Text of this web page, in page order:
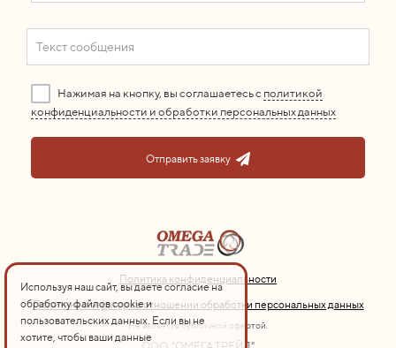
Нажимая на кнопку, вы соглашаетесь с политикой
конфиденциальности и обработки персональных данных
Отправить заявку
Политика конфиденциальности
Политика оператора в отношении обработки персональных данных
Не является публичной офертой.
Используя наш сайт, вы даете согласие на
обработку файлов cookie и
пользовательских данных. Если вы не
хотите, чтобы ваши данные